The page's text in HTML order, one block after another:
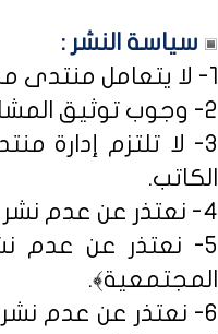
سياسة النشر :
1- لا يتعامل منتدى منهل الثقافة التربوية مع مصطلح ﴿التسجيل المبدئي﴾، فالمشاركات متاحة للجميع.
2- وجوب توثيق المشاركات وفق الأساليب العلمية لتوثيق المعلومات حفظاً للحقوق الفكرية وتيسيراً للباحث عن المعلومة.
3- لا تلتزم إدارة
الكاتب.
4- نعتذر عن عدم نشر المشاركات التي لا تتضمن الاسم الحقيقي - ثلاثياً على الأقل - ﴿المسلمون عند شروطهم في تدوين الاسم﴾.
5- نعتذر عن عدم
المجتمعية﴾.
6- نعتذر عن عدم نشر